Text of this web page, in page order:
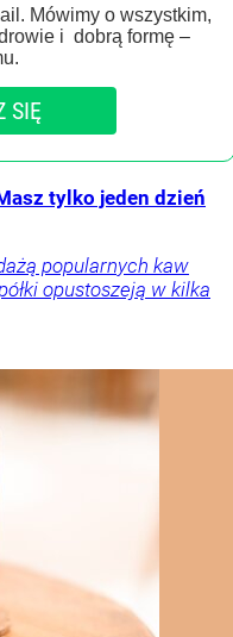
Mówimy o wszystkim,
i dobrą formę –
SIĘ
tylko jeden dzień
popularnych kaw
opustoszeją w kilka